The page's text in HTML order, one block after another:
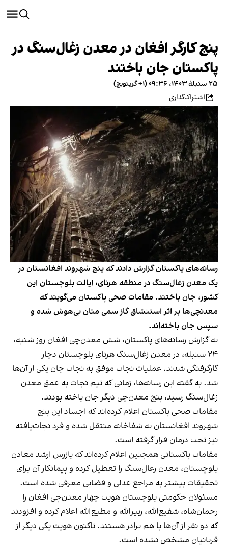
پنج کارگر افغان در معدن زغال‌سنگ در
پاکستان جان باختند
۲۵ سنبلهٔ ۱۴۰۳، ۰۹:۳۶ (‎+۱ گرینویچ)
اشتراک‌گذاری
رسانه‌های پاکستان گزارش دادند که پنج شهروند افغانستان در
یک معدن زغال‌سنگ در منطقه هرنای، ایالت بلوچستان این
کشور، جان باختند. مقامات صحی پاکستان می‌گویند که
معدنچی‌ها بر اثر استنشاق گاز سمی متان بی‌هوش شده و
سپس جان باخته‌اند.
به گزارش رسانه‌های پاکستان، شش معدن‌چی افغان روز شنبه،
۲۴ سنبله، در معدن زغال‌سنگ هرنای بلوچستان دچار
گازگرفتگی شدند. عملیات نجات موفق به نجات جان یکی از آن‌ها
شد. به گفته این رسانه‌ها، زمانی که تیم نجات به عمق معدن
زغال‌سنگ رسید، پنج معدن‌چی دیگر جان باخته بودند.
مقامات صحی پاکستان اعلام کرده‌اند که اجساد این پنج
شهروند افغانستان به شفاخانه منتقل شده و فرد نجات‌یافته
نیز تحت درمان قرار گرفته است.
مقامات پاکستانی همچنین اعلام کرده‌اند که بازرس ارشد معادن
بلوچستان، معدن زغال‌سنگ را تعطیل کرده و پیمانکار آن برای
تحقیقات بیشتر به مراجع عدلی و قضایی معرفی شده است.
مسئولان حکومتی بلوچستان هویت چهار معدن‌چی افغان را
رحمان‌شاه، شفیع‌الله، زبیرالله و مطیع‌الله اعلام کرده و افزودند
که دو نفر از آن‌ها با هم برادر هستند. تاکنون هویت یکی دیگر از
قربانیان مشخص نشده است.